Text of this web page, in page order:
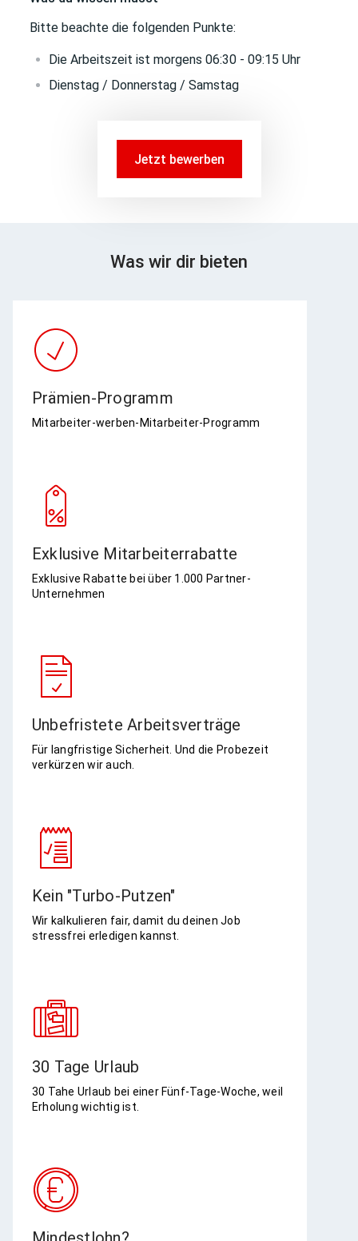
Bitte beachte die folgenden Punkte:
Die Arbeitszeit ist morgens 06:30 - 09:15 Uhr
Dienstag / Donnerstag / Samstag
Jetzt bewerben
Was wir dir bieten
Prämien-Programm​
Mitarbeiter-werben-Mitarbeiter-Programm
Exklusive Mitarbeiterrabatte​
Exklusive Rabatte bei über 1.000 Partner-
Unternehmen​
Unbefristete Arbeitsverträge​
Für langfristige Sicherheit​. Und die Probezeit
verkürzen wir auch.
Kein "Turbo-Putzen"
Wir kalkulieren fair, damit du deinen Job
stressfrei erledigen kannst.
30 Tage Urlaub​
30 Tahe Urlaub bei einer Fünf-Tage-Woche, weil
Erholung wichtig ist.